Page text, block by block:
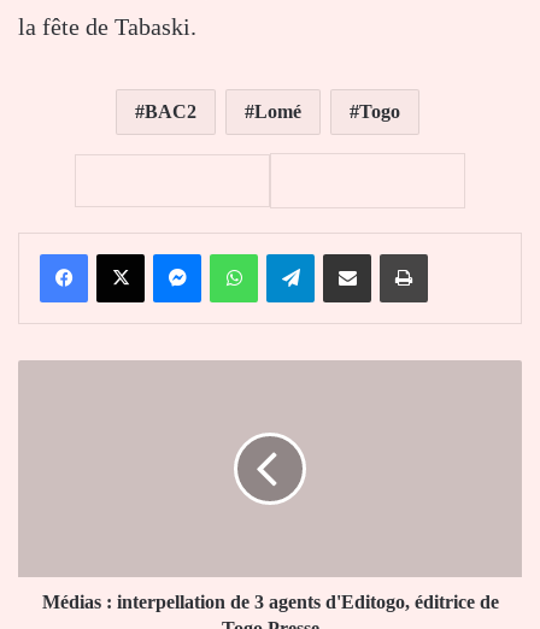
la fête de Tabaski.
BAC2 Lomé Togo
FacebookX MessengerWhatsAppTelegramPartager par email Imprimer
de
TogoMédias : interpellation de 3 agents d'Editogo, éditrice de